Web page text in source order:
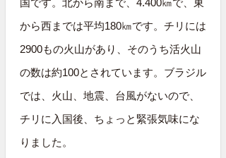
国です。北から南まで、4.400㎞で、東
から西までは平均180㎞です。チリには
2900もの火山があり、そのうち活火山
の数は約100とされています。ブラジル
では、火山、地震、台風がないので、
チリに入国後、ちょっと緊張気味にな
りました。